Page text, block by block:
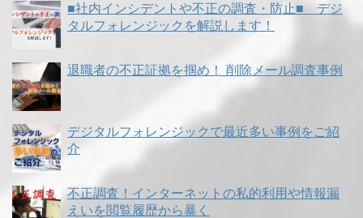
■社内インシデントや不正の調査・防止■ デジ
タルフォレンジックを解説します！
退職者の不正証拠を掴め！ 削除メール調査事例
デジタルフォレンジックで最近多い事例をご紹
介
不正調査！インターネットの私的利用や情報漏
えいを閲覧履歴から暴く